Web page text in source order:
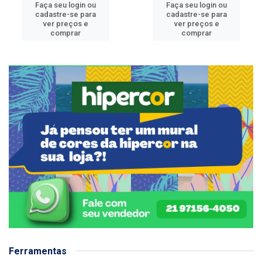
Faça seu login ou
cadastre-se para
ver preços e
comprar
Faça seu login ou
cadastre-se para
ver preços e
comprar
Ferramentas